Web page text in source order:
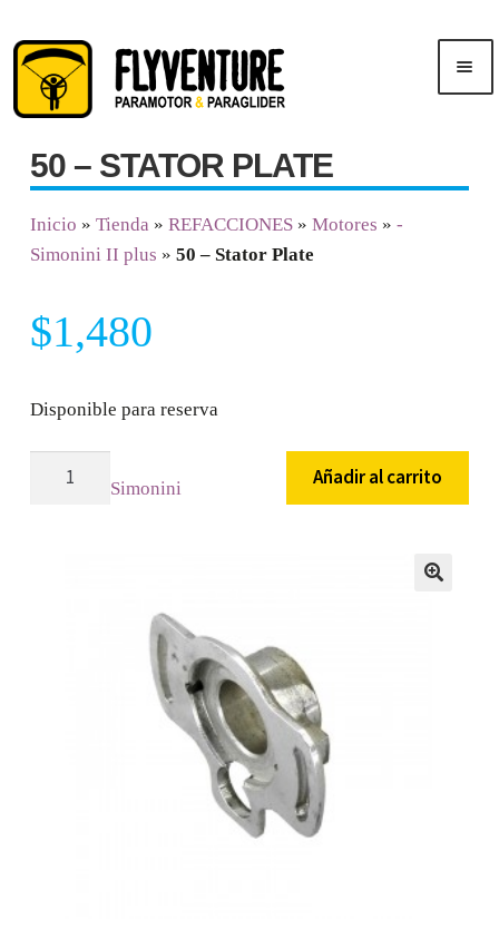
Saltar
navegación
Ir
contenido
Men
ú
Inicio
Publicidad
50 – STATOR PLATE
Inicio » Tienda » REFACCIONES » Motores » -
Simonini II plus » 50 – Stator Plate
$1,480
Disponible para reserva
Añadir al carrito
Simonini